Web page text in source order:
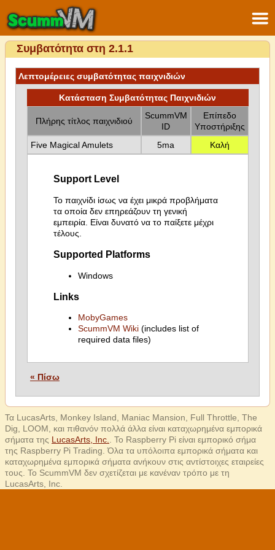
Συμβατότητα στη 2.1.1
Λεπτομέρειες συμβατότητας παιχνιδιών
Κατάσταση Συμβατότητας Παιχνιδιών
Πλήρης τίτλος παιχνιδιού
ScummVM
ID
Επίπεδο
Υποστήριξης
Five Magical Amulets
5ma Καλή
Support Level
Το παιχνίδι ίσως να έχει μικρά προβλήματα
τα οποία δεν επηρεάζουν τη γενική
εμπειρία. Είναι δυνατό να το παίξετε μέχρι
τέλους.
Supported Platforms
Windows
Links
MobyGames
ScummVM Wiki(includes list of
required data files)
« Πίσω
Τα LucasArts, Monkey Island, Maniac Mansion, Full Throttle, The
Dig, LOOM, και πιθανόν πολλά άλλα είναι καταχωρημένα εμπορικά
σήματα της LucasArts, Inc.
. Το Raspberry Pi είναι εμπορικό σήμα
της Raspberry Pi Trading. Όλα τα υπόλοιπα εμπορικά σήματα και
καταχωρημένα εμπορικά σήματα ανήκουν στις αντίστοιχες εταιρείες
τους. Το ScummVM δεν σχετίζεται με κανέναν τρόπο με τη
LucasArts, Inc.